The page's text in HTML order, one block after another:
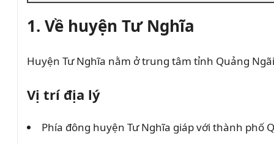
1. Về huyện Tư Nghĩa
Huyện Tư Nghĩa nằm ở trung tâm tỉnh Quảng
Vị trí địa lý
Phía đông huyện Tư Nghĩa giáp với thành phố